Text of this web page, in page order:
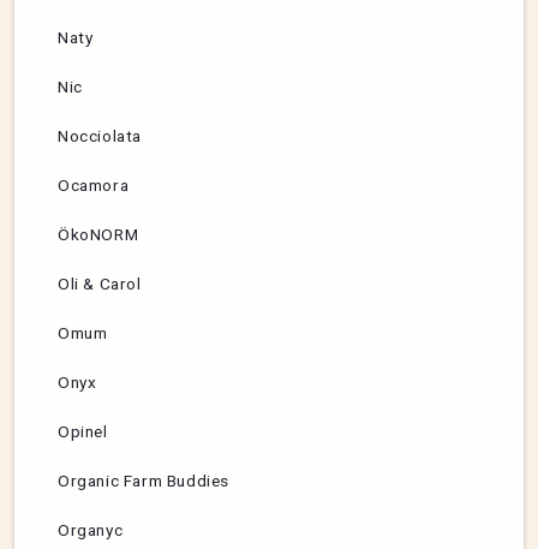
Naty
Nic
Nocciolata
Ocamora
ÖkoNORM
Oli & Carol
Omum
Onyx
Opinel
Organic Farm Buddies
Organyc